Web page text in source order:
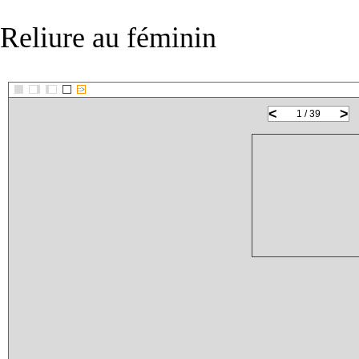
Reliure au féminin
::>
< >
1 / 39